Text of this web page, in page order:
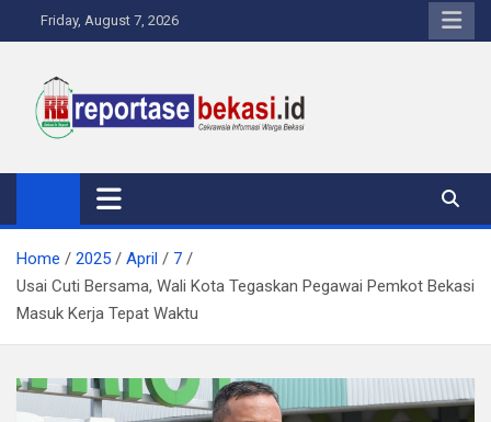
to
Friday, August 7, 2026
Reportase Bekasi
Cakrawala Informasi Warga Bekasi
Home 2025 April
7
Usai Cuti Bersama, Wali Kota Tegaskan Pegawai Pemkot Bekasi
Masuk Kerja Tepat Waktu